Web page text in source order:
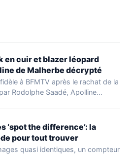
en cuir et blazer léopard
de Malherbe décrypté
à BFMTV après le rachat de la
Rodolphe Saadé, Apolline…
‘spot the difference’: la
pour tout trouver
quasi identiques, un compteur